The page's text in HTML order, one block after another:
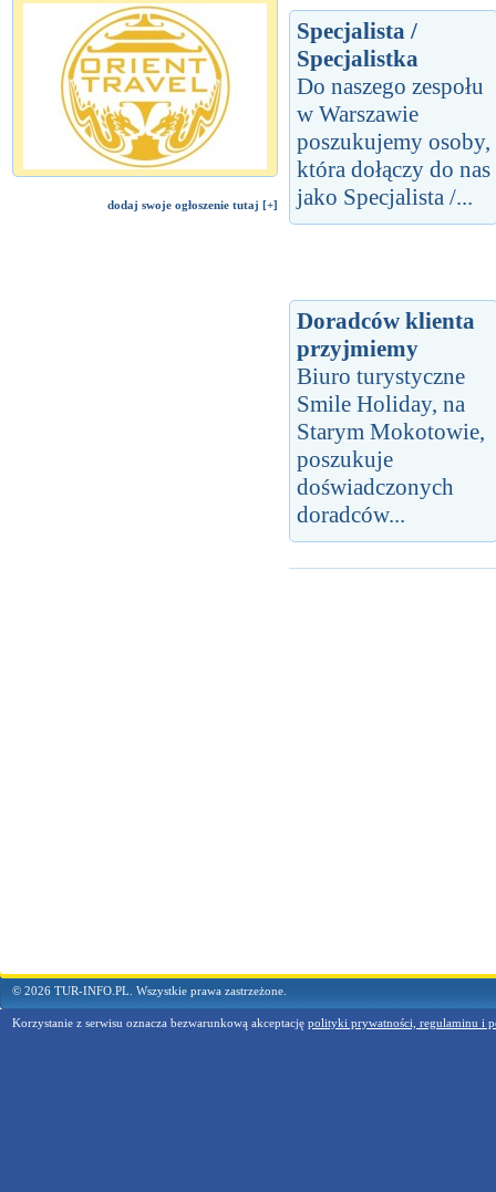
dodaj swoje ogłoszenie tutaj [+]
Specjalista /
Specjalistka
Do naszego zespołu
w Warszawie
poszukujemy osoby,
która dołączy do nas
jako Specjalista /...
Doradców klienta
przyjmiemy
Biuro turystyczne
Smile Holiday, na
Starym Mokotowie,
poszukuje
doświadczonych
doradców...
© 2026 TUR-INFO.PL. Wszystkie prawa zastrzeżone.
Korzystanie z serwisu oznacza bezwarunkową akceptację polityki prywatności, regulaminu i